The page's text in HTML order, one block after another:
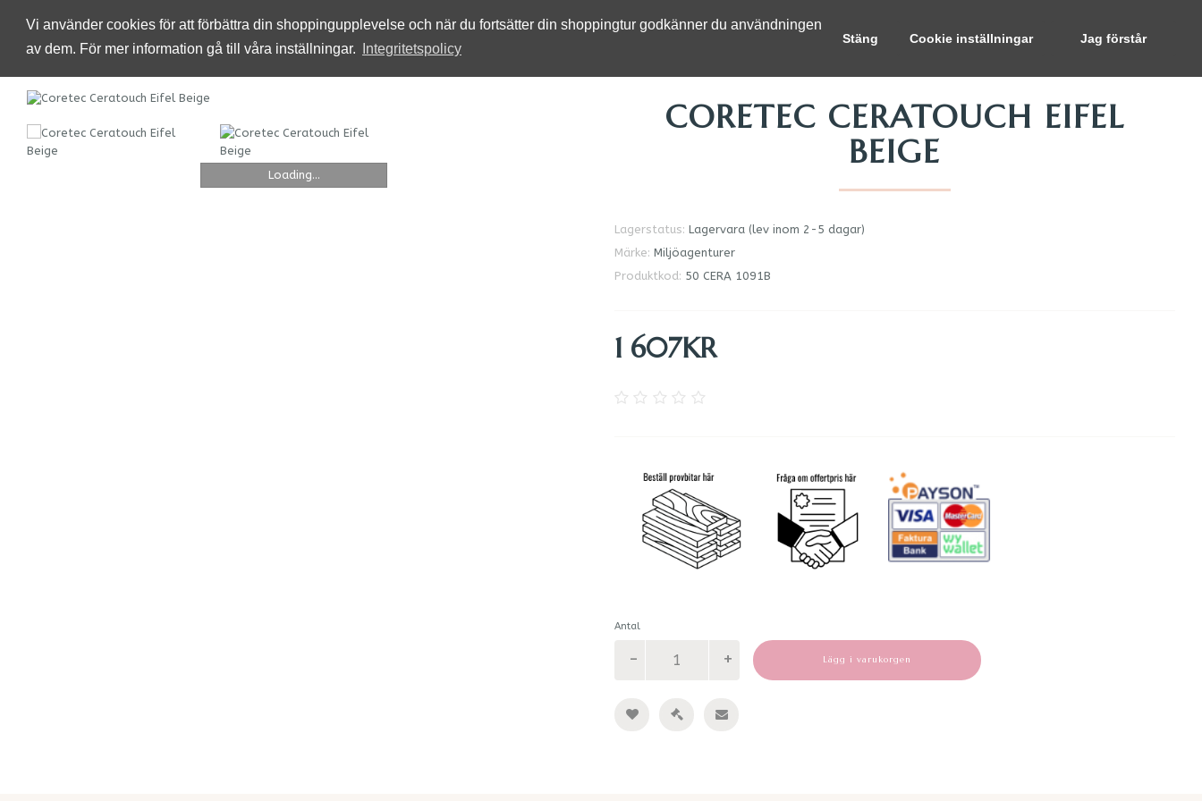
Vi använder cookies för att förbättra din shoppingupplevelse och när du fortsätter din shoppingtur godkänner du användningen
av dem. För mer information gå till våra inställningar.
Integritetspolicy
Stäng Cookie inställningar Jag förstår
Loading...
CORETEC CERATOUCH EIFEL
BEIGE
Lagerstatus: Lagervara (lev inom 2-5 dagar)
Märke: Miljöagenturer
Produktkod: 50 CERA 1091B
1 607KR
Antal
Lägg i varukorgen